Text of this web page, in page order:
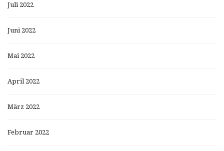
Juli 2022
Juni 2022
Mai 2022
April 2022
März 2022
Februar 2022